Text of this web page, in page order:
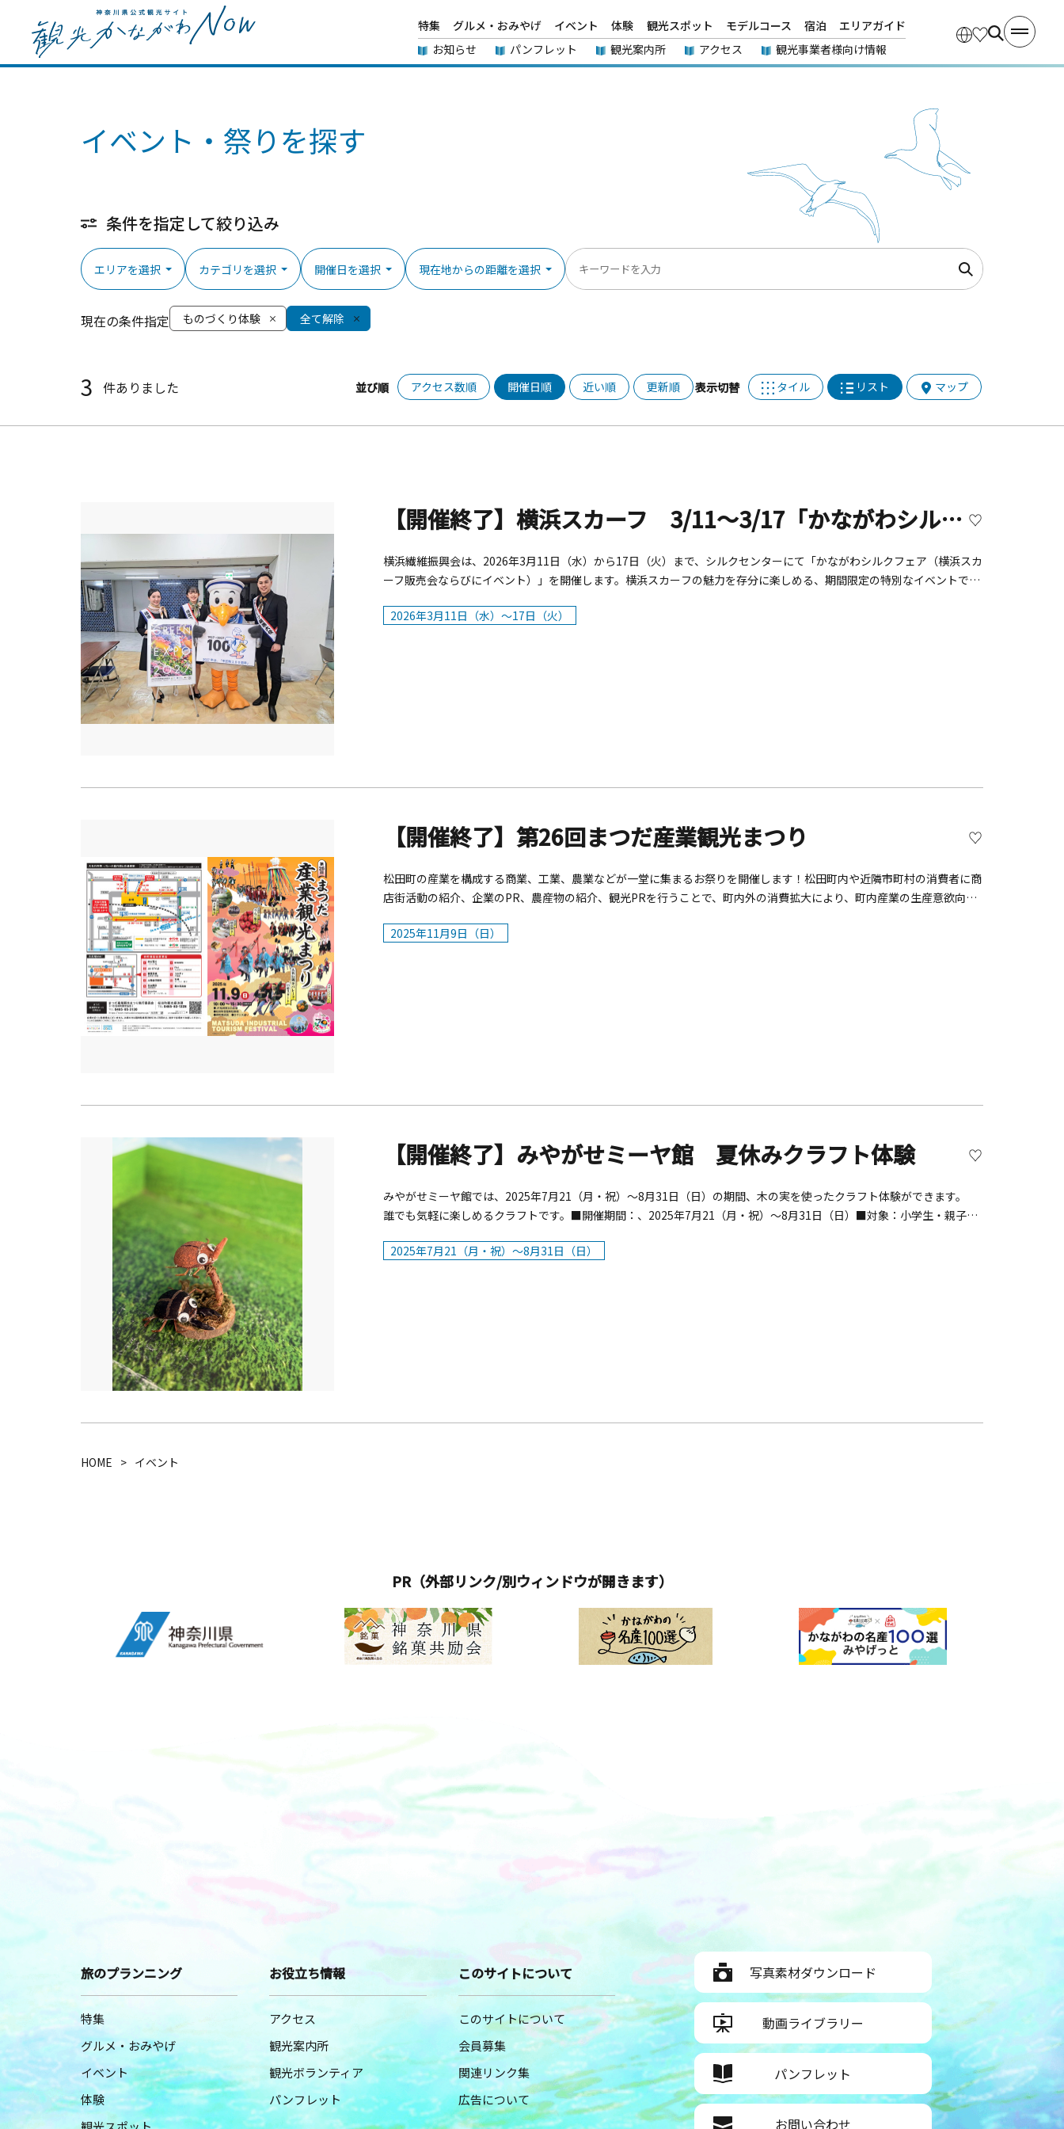
特集 グルメ・おみやげ イベント 体験 観光スポット モデルコース 宿泊
エリアガイド
お知らせ
パンフレット 観光案内所 アクセス 観光事業者様向け情報
イベント・祭りを探す
条件を指定して絞り込み
エリアを選択 カテゴリを選択 開催日を選択 現在地からの距離を選択
現在の条件指定 ものづくり体験 全て解除
3 件ありました 並び順 アクセス数順 開催日順 近い順 更新順 表示切替 タイル リスト マップ
【開催終了】横浜スカーフ 3/11～3/17「かながわシルクフェア」開催！【横浜市】
横浜繊維振興会は、2026年3月11日（水）から17日（火）まで、シルクセンターにて「かながわシルクフェア（横浜スカ
ーフ販売会ならびにイベント）」を開催します。横浜スカーフの魅力を存分に楽しめる、期間限定の特別なイベントで
概要■開催期間：2026年３月11日（水）～3月17日（火）■時間：11：00～17：00■場所：シルクセンター横浜スカー
～14:00／15:00～16:30■参加費：1500円（生地代のみ）※事前申し込み可＜シルクシュシュ作り＞シルクスカーフで、
（日）■時間：11：30～14：00／15：00～16：30■参加費：300円＜シルクハンドマッサージ＞シルク入りハンドクリ
ームを使用して、手肌を整えます。■実施日：3月14日（土）・3月15日（日）■時間：11：30～14：00／15：00～
&amp;スウィンギー写真撮影会＞■実施日：3月15日（日）■時間：13：30～14：00／15：00～15：30※当日受付
2026年3月11日（水）～17日（火）
【開催終了】第26回まつだ産業観光まつり
松田町の産業を構成する商業、工業、農業などが一堂に集まるお祭りを開催します！松田町内や近隣市町村の消費者に商
店街活動の紹介、企業のPR、農産物の紹介、観光PRを行うことで、町内外の消費拡大により、町内産業の生産意欲向上
の継承など、様々な要素をもったイベントです。松田町の特産品やグルメ、大人気の姉妹町「千葉県横芝光町」のねぎの
2025年11月9日（日）
【開催終了】みやがせミーヤ館 夏休みクラフト体験
みやがせミーヤ館では、2025年7月21（月・祝）～8月31日（日）の期間、木の実を使ったクラフト体験ができます。
誰でも気軽に楽しめるクラフトです。■開催期間：、2025年7月21（月・祝）～8月31日（日）■対象：小学生・親子な
進と周辺地域の活性化のための交流拠点として各種イベントを開催しています。 宮ケ瀬湖畔園地が見渡せる展望ホール、
2025年7月21（月・祝）～8月31日（日）
HOME イベント
PR（外部リンク/別ウィンドウが開きます）
旅のプランニング
特集
グルメ・おみやげ
イベント
体験
お役立ち情報
アクセス
観光案内所
観光ボランティア
パンフレット
このサイトについて
このサイトについて
会員募集
関連リンク集
広告について
写真素材ダウンロード
動画ライブラリー
パンフレット
お問い合わせ